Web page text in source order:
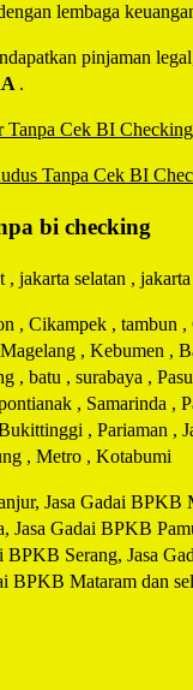
lembaga
pinjaman
.
Cek BI Checking
Tanpa Cek BI
bi checking
, jakarta selatan ,
, Cikampek ,
, Kebumen ,
batu , surabaya ,
, Samarinda ,
, Pariaman
, Metro , Kotabumi
Jasa Gadai
Gadai BPKB
Serang, Jasa
Mataram dan